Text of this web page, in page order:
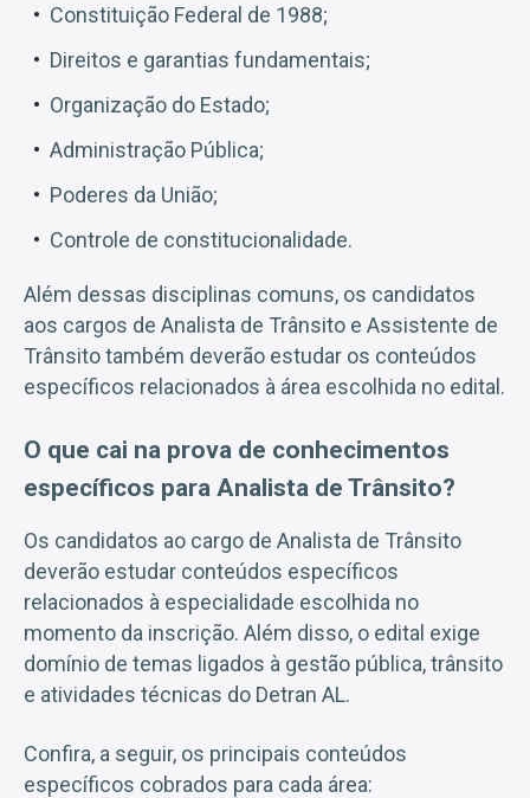
Constituição Federal de 1988;
Direitos e garantias fundamentais;
Organização do Estado;
Administração Pública;
Poderes da União;
Controle de constitucionalidade.
Além dessas disciplinas comuns, os candidatos
aos cargos de Analista de Trânsito e Assistente de
Trânsito também deverão estudar os conteúdos
específicos relacionados à área escolhida no edital.
O que cai na prova de conhecimentos
específicos para Analista de Trânsito?
Os candidatos ao cargo de Analista de Trânsito
deverão estudar conteúdos específicos
relacionados à especialidade escolhida no
momento da inscrição. Além disso, o edital exige
domínio de temas ligados à gestão pública, trânsito
e atividades técnicas do Detran AL.
Confira, a seguir, os principais conteúdos
específicos cobrados para cada área: